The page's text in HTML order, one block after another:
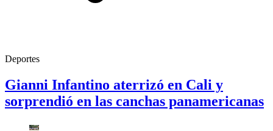
Deportes
Gianni Infantino aterrizó en Cali y
sorprendió en las canchas panamericanas